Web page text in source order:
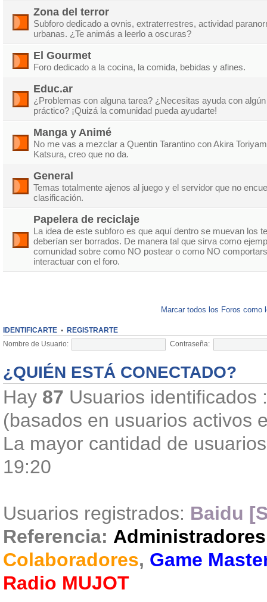
Zona del terror
Subforo dedicado a ovnis, extraterrestres, actividad
urbanas. ¿Te animás a leerlo a oscuras?
El Gourmet
Foro dedicado a la cocina, la comida, bebidas y afines.
Educ.ar
¿Problemas con alguna tarea? ¿Necesitas ayuda con
práctico? ¡Quizá la comunidad pueda ayudarte!
Manga y Animé
No me vas a mezclar a Quentin Tarantino con Akira
Katsura, creo que no da.
General
Temas totalmente ajenos al juego y el servidor que no
clasificación.
Papelera de reciclaje
La idea de este subforo es que aquí dentro se muevan los
deberían ser borrados. De manera tal que sirva como
comunidad sobre como NO postear o como NO
interactuar con el foro.
Marcar todos los Foros como
IDENTIFICARTE • REGISTRARTE
Nombre de Usuario: Contraseña:
¿QUIÉN ESTÁ CONECTADO?
Hay 87 Usuarios identificados
(basados en usuarios activos
La mayor cantidad de
19:20
Usuarios registrados: Baidu
Referencia: Administradores
Colaboradores, Game
Radio MUJOT